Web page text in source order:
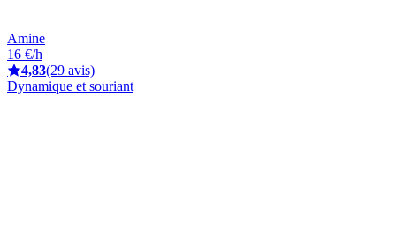
Amine
16 €/h
4,83(29 avis)
Dynamique et souriant